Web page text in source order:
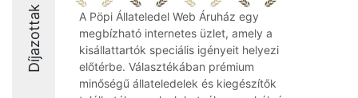
Díjazottak
A Pöpi Állateledel Web Áruház egy
megbízható internetes üzlet, amely a
kisállattartók speciális igényeit helyezi
előtérbe. Választékában prémium
minőségű állateledelek és kiegészítők